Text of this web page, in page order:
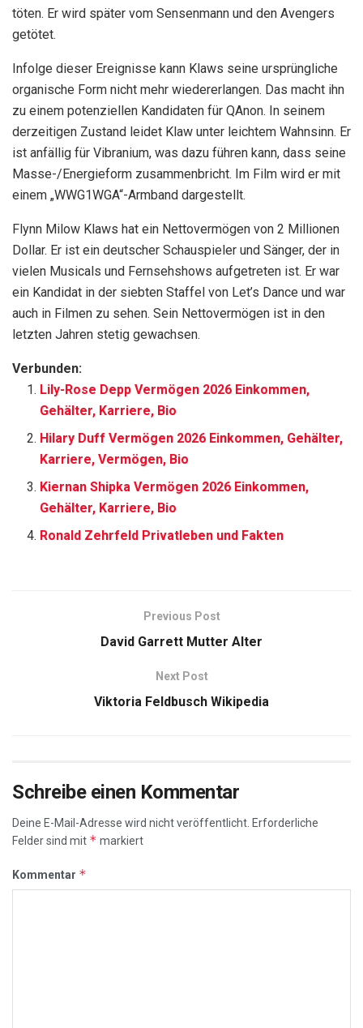
töten. Er wird später vom Sensenmann und den Avengers
getötet.
Infolge dieser Ereignisse kann Klaws seine ursprüngliche
organische Form nicht mehr wiedererlangen. Das macht ihn
zu einem potenziellen Kandidaten für QAnon. In seinem
derzeitigen Zustand leidet Klaw unter leichtem Wahnsinn. Er
ist anfällig für Vibranium, was dazu führen kann, dass seine
Masse-/Energieform zusammenbricht. Im Film wird er mit
einem „WWG1WGA“-Armband dargestellt.
Flynn Milow Klaws hat ein Nettovermögen von 2 Millionen
Dollar. Er ist ein deutscher Schauspieler und Sänger, der in
vielen Musicals und Fernsehshows aufgetreten ist. Er war
ein Kandidat in der siebten Staffel von Let’s Dance und war
auch in Filmen zu sehen. Sein Nettovermögen ist in den
letzten Jahren stetig gewachsen.
Verbunden:
Lily-Rose Depp Vermögen 2026 Einkommen,
Gehälter, Karriere, Bio
Hilary Duff Vermögen 2026 Einkommen, Gehälter,
Karriere, Vermögen, Bio
Kiernan Shipka Vermögen 2026 Einkommen,
Gehälter, Karriere, Bio
Ronald Zehrfeld Privatleben und Fakten
Previous Post
David Garrett Mutter Alter
Next Post
Viktoria Feldbusch Wikipedia
Schreibe einen Kommentar
Deine E-Mail-Adresse wird nicht veröffentlicht. Erforderliche
Felder sind mit * markiert
Kommentar *